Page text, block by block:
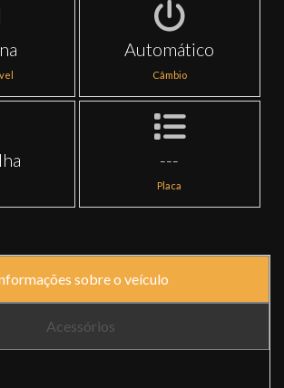
Automático
Câmbio
---
Placa
sobre o veículo
Acessórios